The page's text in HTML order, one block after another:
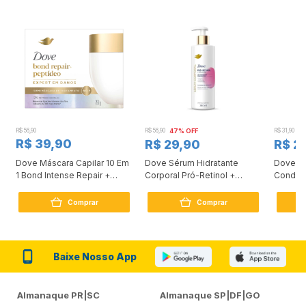
R$ 56,90
R$ 39,90
Dove Máscara Capilar 10 Em
1 Bond Intense Repair +
Comprar
R$ 56,90 47% OFF
R$ 29,90
Dove Sérum Hidratante
Corporal Pró-Retinol +
Comprar
R$ 31,90
R$
Dove
Baixe Nosso App
Almanaque PR|SC Almanaque SP|DF|GO